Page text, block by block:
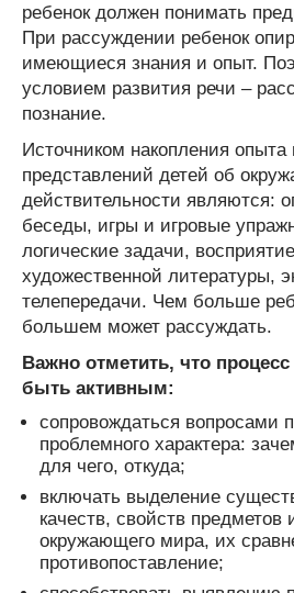
ребенок должен понимать
При рассуждении ребенок
имеющиеся знания и опыт.
условием развития речи –
познание.
Источником накопления опыта
представлений детей об
действительности являются:
беседы, игры и игровые
логические задачи,
художественной литературы,
телепередачи. Чем больше
большем может рассуждать.
Важно отметить, что
быть активным:
сопровождаться вопросами
проблемного характера:
для чего, откуда;
включать выделение
качеств, свойств предметов
окружающего мира, их
противопоставление;